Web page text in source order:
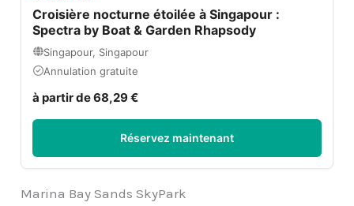
Croisière nocturne étoilée à Singapour :
Spectra by Boat & Garden Rhapsody
Singapour, Singapour
Annulation gratuite
à partir de 68,29 €
Réservez maintenant
Marina Bay Sands SkyPark